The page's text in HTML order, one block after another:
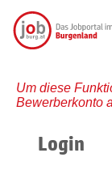
Um diese
Bewerberkonto
Login